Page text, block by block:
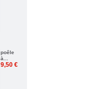
poêle
à...
9,50 €